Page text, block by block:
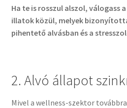
Ha te is rosszul alszol, válogass
illatok közül, melyek
pihentető alvásban és a
2. Alvó állapot
Mivel a wellness-szektor